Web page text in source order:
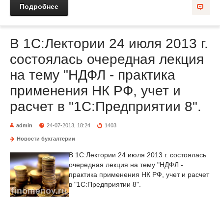
Подробнее
В 1С:Лектории 24 июля 2013 г.
состоялась очередная лекция
на тему "НДФЛ - практика
применения НК РФ, учет и
расчет в "1С:Предприятии 8".
admin 24-07-2013, 18:24 1403
Новости бухгалтерии
В 1С:Лектории 24 июля 2013 г. состоялась
очередная лекция на тему "НДФЛ -
практика применения НК РФ, учет и расчет
в "1С:Предприятии 8".